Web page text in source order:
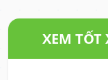
XEM TỐT